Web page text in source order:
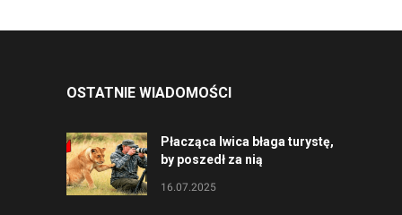
OSTATNIE WIADOMOŚCI
Płacząca lwica błaga turystę,
by poszedł za nią
16.07.2025